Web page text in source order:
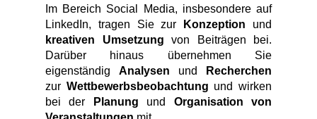
Im Bereich Social Media, insbesondere auf
LinkedIn, tragen Sie zur
Konzeption und
kreativen Umsetzung von Beiträgen bei.
Darüber hinaus übernehmen Sie
eigenständig Analysen und
Recherchen
zur Wettbewerbsbeobachtung und wirken
bei der
Planung und Organisation von